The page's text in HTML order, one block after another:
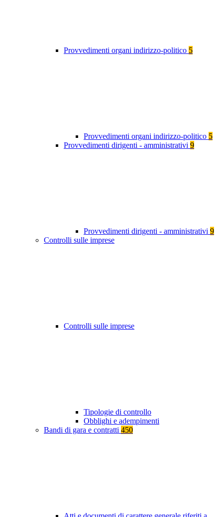
Provvedimenti organi indirizzo-politico 5
Provvedimenti organi indirizzo-politico 5
Provvedimenti dirigenti - amministrativi 9
Provvedimenti dirigenti - amministrativi 9
Controlli sulle imprese
Controlli sulle imprese
Tipologie di controllo
Obblighi e adempimenti
Bandi di gara e contratti 450